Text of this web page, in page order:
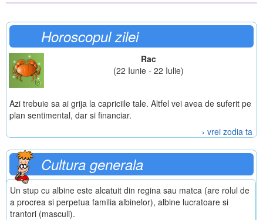
Horoscopul zilei
Rac
(22 Iunie - 22 Iulie)
Azi trebuie sa ai grija la capriciile tale. Altfel vei avea de suferit pe
plan sentimental, dar si financiar.
› vrei zodia ta
Cultura generala
Un stup cu albine este alcatuit din regina sau matca (are rolul de
a procrea si perpetua familia albinelor), albine lucratoare si
trantori (masculi).